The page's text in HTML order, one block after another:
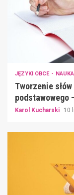
JĘZYKI OBCE
Tworzenie
podstawowego
Karol Kucharski 10